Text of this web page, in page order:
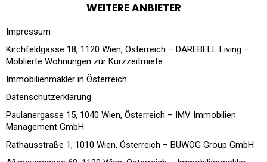
WEITERE ANBIETER
Impressum
Kirchfeldgasse 18, 1120 Wien, Österreich – DAREBELL Living –
Möblierte Wohnungen zur Kurzzeitmiete
Immobilienmakler in Österreich
Datenschutzerklärung
Paulanergasse 15, 1040 Wien, Österreich – IMV Immobilien
Management GmbH
Rathausstraße 1, 1010 Wien, Österreich – BUWOG Group GmbH